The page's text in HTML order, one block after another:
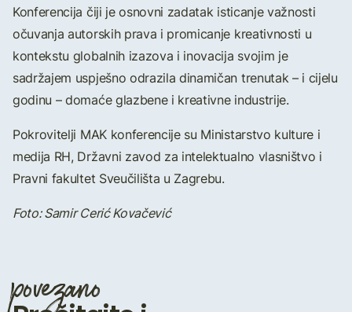
Konferencija čiji je osnovni zadatak isticanje važnosti
očuvanja autorskih prava i promicanje kreativnosti u
kontekstu globalnih izazova i inovacija svojim je
sadržajem uspješno odrazila dinamičan trenutak – i cijelu
godinu – domaće glazbene i kreativne industrije.
Pokrovitelji MAK konferencije su Ministarstvo kulture i
medija RH, Državni zavod za intelektualno vlasništvo i
Pravni fakultet Sveučilišta u Zagrebu.
Foto: Samir Cerić Kovačević
povezano